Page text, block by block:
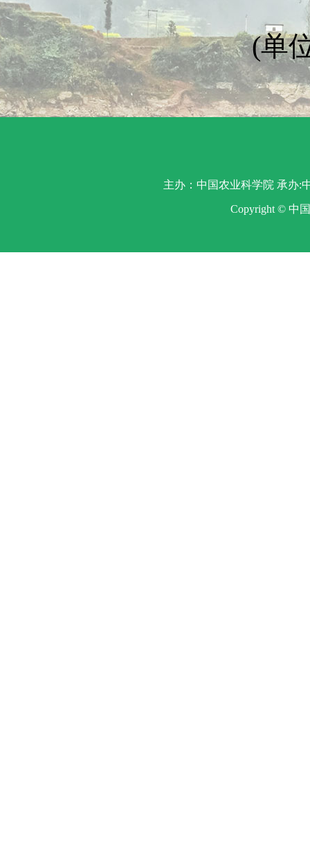
(单位：
主办：中国农业科学院 承办:
Copyright © 中